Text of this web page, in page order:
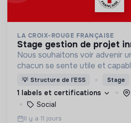
LA CROIX-ROUGE FRANÇAISE
stage gestion de projet
Nous souhaitons voir advenir
chacun se sente utile et
nous proposons des moyens et
d’engagement innovants et
💡 Structure de l’ESS Stage
1 labels et certifications
Social
Il y a 11 jours